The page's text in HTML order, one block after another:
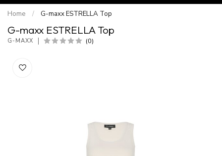
Home / G-maxx ESTRELLA Top
G-maxx ESTRELLA Top
G-MAXX (0)